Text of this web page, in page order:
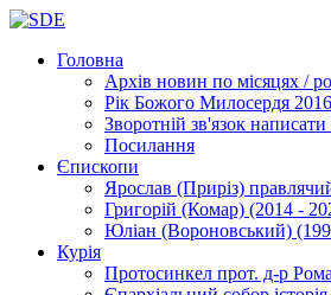
Головна
Архів новин по місяцях /
Рік Божого Милосердя 2016
Зворотній зв'язок написати
Посилання
Єпископи
Ярослав (Приріз)
Григорій (Комар) (2014 -
Юліан (Вороновський)
Курія
Протосинкел прот. д-р